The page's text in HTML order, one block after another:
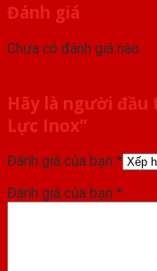
Đánh giá
Chưa có đánh giá nào.
Hãy là người đầu
Lực Inox”
Đánh giá của bạn *
Đánh giá của bạn *